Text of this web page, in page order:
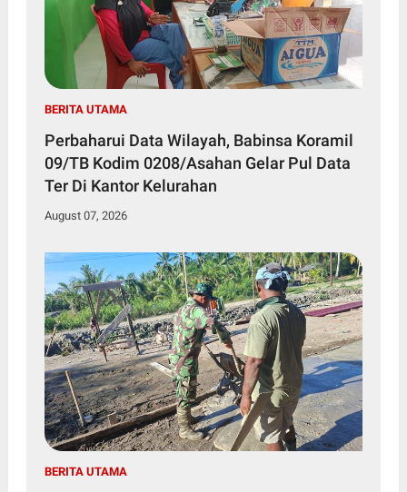
BERITA UTAMA
Perbaharui Data Wilayah, Babinsa Koramil
09/TB Kodim 0208/Asahan Gelar Pul Data
Ter Di Kantor Kelurahan
August 07, 2026
BERITA UTAMA